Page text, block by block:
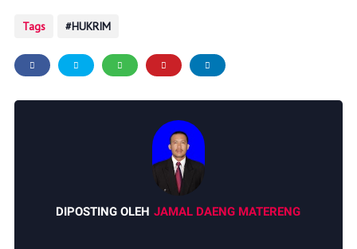
Tags HUKRIM
DIPOSTING OLEH JAMAL DAENG MATERENG